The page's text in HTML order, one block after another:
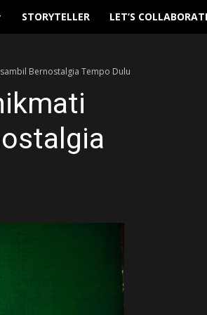
STORYTELLER LET’S
Bernostalgia Tempo Dulu